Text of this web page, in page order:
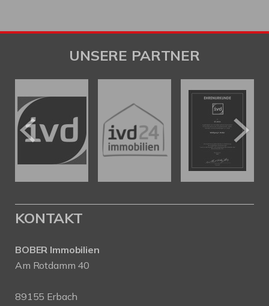
UNSERE PARTNER
KONTAKT
BOBER Immobilien
Am Rotdamm 40
89155 Erbach